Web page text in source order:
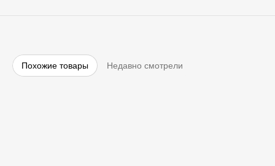
Похожие товары Недавно смотрели